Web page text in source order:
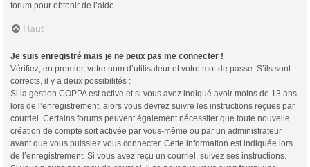
forum pour obtenir de l’aide.
Haut
Je suis enregistré mais je ne peux pas me connecter !
Vérifiez, en premier, votre nom d’utilisateur et votre mot de passe. S’ils sont
corrects, il y a deux possibilités :
Si la gestion COPPA est active et si vous avez indiqué avoir moins de 13 ans
lors de l’enregistrement, alors vous devrez suivre les instructions reçues par
courriel. Certains forums peuvent également nécessiter que toute nouvelle
création de compte soit activée par vous-même ou par un administrateur
avant que vous puissiez vous connecter. Cette information est indiquée lors
de l’enregistrement. Si vous avez reçu un courriel, suivez ses instructions.